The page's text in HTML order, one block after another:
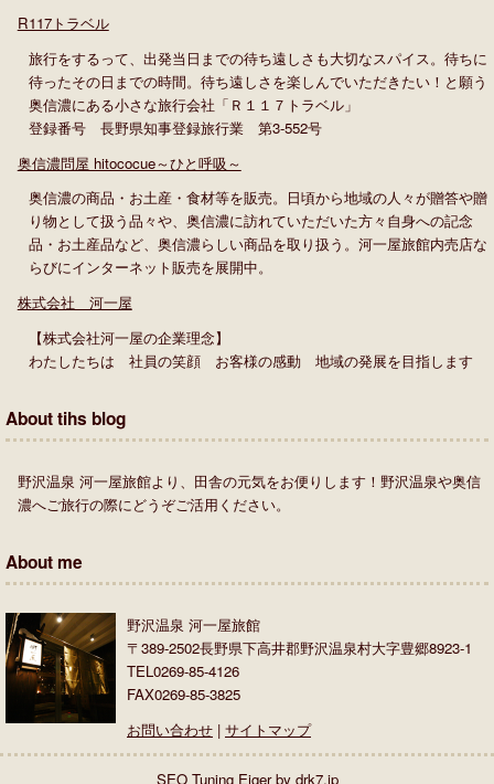
R117トラベル
旅行をするって、出発当日までの待ち遠しさも大切なスパイス。待ちに
待ったその日までの時間。待ち遠しさを楽しんでいただきたい！と願う
奥信濃にある小さな旅行会社「Ｒ１１７トラベル」
登録番号 長野県知事登録旅行業 第3-552号
奥信濃問屋 hitococue～ひと呼吸～
奥信濃の商品・お土産・食材等を販売。日頃から地域の人々が贈答や贈
り物として扱う品々や、奥信濃に訪れていただいた方々自身への記念
品・お土産品など、奥信濃らしい商品を取り扱う。河一屋旅館内売店な
らびにインターネット販売を展開中。
株式会社 河一屋
【株式会社河一屋の企業理念】
わたしたちは 社員の笑顔 お客様の感動 地域の発展を目指します
About tihs blog
野沢温泉 河一屋旅館より、田舎の元気をお便りします！野沢温泉や奥信
濃へご旅行の際にどうぞご活用ください。
About me
野沢温泉 河一屋旅館
〒389-2502長野県下高井郡野沢温泉村大字豊郷8923-1
TEL0269-85-4126
FAX0269-85-3825
お問い合わせ | サイトマップ
SEO Tuning Eiger by drk7.jp